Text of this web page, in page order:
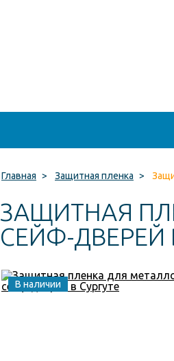
Главная > Защитная пленка >
ЗАЩИТНАЯ
СЕЙФ-ДВЕРЕЙ
В наличии